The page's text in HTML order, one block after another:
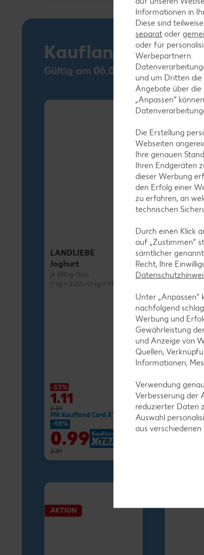
Kaufland Card
Gültig am 06.08.
LANDLIEBE
Joghurt
je 500-g-Glas
(1 kg = 2.22) / (1 kg = 1.98)**
-53%
1.11
2.39
Mit Kaufland Card XTRA **
-58%
0.99
2.39
MILRAM
je 750-g-Fl.
-27%
1.29
1.79
Mit
-37%
1.11
AKTION
Informationen in
Diese sind
separat oder
oder für
Werbepartnern.
und um Dritten
Angebote über die
„Anpassen“
Die Erstellung
Webseiten
Ihre genauen
Ihren Endgeräten
dieser Werbung
den Erfolg einer
zu erfahren, an
technischen
Durch einen Klick
auf „Zustimmen“
sämtlicher
Recht, Ihre
Unter „Anpassen“
nachfolgend
Werbung und
Gewährleistung
und Anzeige von
Quellen,
Informationen,
Verwendung
Verbesserung der
reduzierter Daten
Auswahl
aus verschiedenen